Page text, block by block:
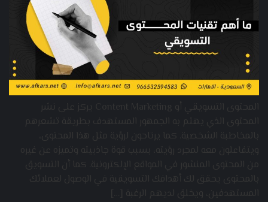
المحتوى التسويقي أو Content Marketing يركز على نشر
المحتوى الذي يهتم به الجمهور المستهدف بطريقة تشعرهم
بالمخاطبة الشخصية. كما يرتاحون لرؤية مثل هذا المحتوى،
ويتفاعلون معه لمجرد رؤيته، بسبب قوة جاذبيته وتميزه عن غيره
من المحتوى المنشور في المواقع الإلكترونية. كما أن التسويق
بالمحتوى يحقق لك أهدافك التسويقية في الوصول لعملائك
المستهدفين، ويخلق لديهم الرغبة […]